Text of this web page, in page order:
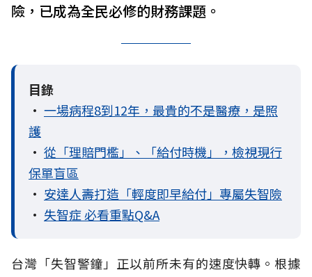
險，已成為全民必修的財務課題。
目錄
• 一場病程8到12年，最貴的不是醫療，是照
護
• 從「理賠門檻」、「給付時機」，檢視現行
保單盲區
• 安達人壽打造「輕度即早給付」專屬失智險
• 失智症 必看重點Q&A
台灣「失智警鐘」正以前所未有的速度快轉。根據